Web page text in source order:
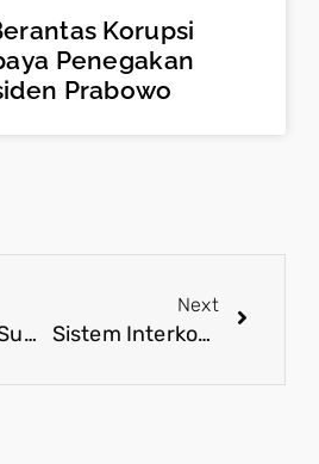
Korupsi
Penegakan
Prabowo
Danantara Sumberdaya Indonesia Perkuat Tata Kelola Ekspor Komoditas Strategis
Next
Sistem Interkoneksi Listrik Sumatra Kembali Normal Disertai Evaluasi dan Penguatan Jaringan Transmisi